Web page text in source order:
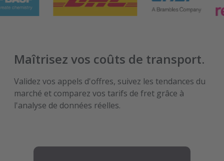
Maîtrisez vos coûts de transport.
Validez vos appels d'offres, suivez les tendances du
marché et comparez vos tarifs de fret grâce à
l'analyse de données réelles.